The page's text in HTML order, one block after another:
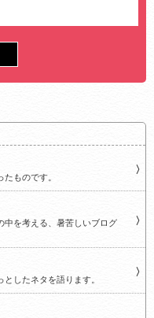
ものです。
中を考える、暑苦しいブログ
したネタを語ります。